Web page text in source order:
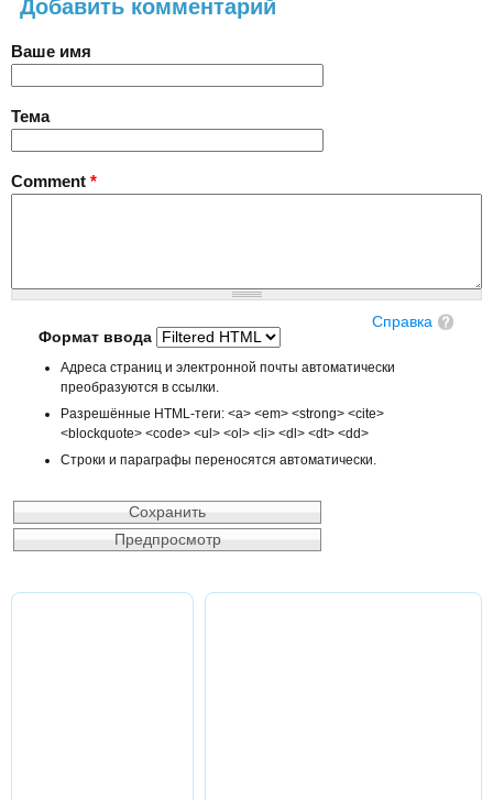
Добавить комментарий
Ваше имя
Тема
Comment *
Справка
Формат ввода
Адреса страниц и электронной почты автоматически
преобразуются в ссылки.
Разрешённые HTML-теги: <a> <em> <strong> <cite>
<blockquote> <code> <ul> <ol> <li> <dl> <dt> <dd>
Строки и параграфы переносятся автоматически.